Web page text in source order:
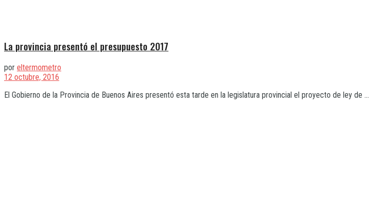
La provincia presentó el presupuesto 2017
por eltermometro
12 octubre, 2016
El Gobierno de la Provincia de Buenos Aires presentó esta tarde en la legislatura provincial el proyecto de ley de ...